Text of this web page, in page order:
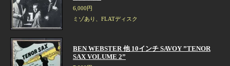
6,000円
ミゾあり、FLATディスク
BEN WEBSTER 他 10インチ SAVOY ”TENOR
SAX VOLUME 2”